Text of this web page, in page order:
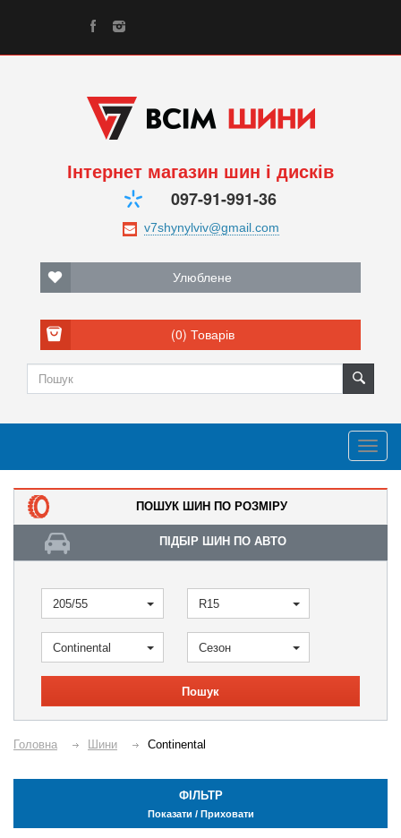
Інтернет магазин шин і дисків
097-91-991-36
Улюблене
(0) Товарів
ПОШУК ШИН ПО РОЗМІРУ
ПІДБІР ШИН ПО АВТО
205/55 R15
Continental Сезон
Пошук
Головна Шини Continental
ФІЛЬТР
Показати / Приховати